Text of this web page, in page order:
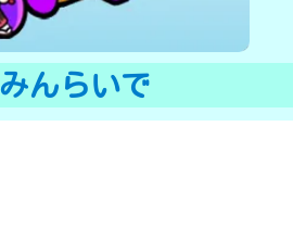
みんらいで